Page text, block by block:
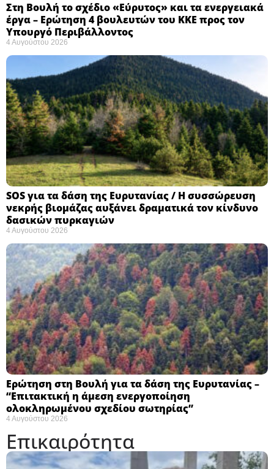
Στη Βουλή το σχέδιο «Εύρυτος» και τα ενεργειακά
έργα – Ερώτηση 4 βουλευτών του ΚΚΕ προς τον
Υπουργό Περιβάλλοντος
4 Αυγούστου 2026
SOS για τα δάση της Ευρυτανίας / Η συσσώρευση
νεκρής βιομάζας αυξάνει δραματικά τον κίνδυνο
δασικών πυρκαγιών
4 Αυγούστου 2026
Ερώτηση στη Βουλή για τα δάση της Ευρυτανίας –
“Eπιτακτική η άμεση ενεργοποίηση
ολοκληρωμένου σχεδίου σωτηρίας”
4 Αυγούστου 2026
Επικαιρότητα